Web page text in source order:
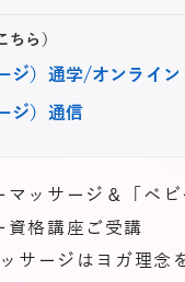
ちら）
ジ）通学/オンライン
ジ）通信
マッサージ＆「ベ
資格講座ご受講
サージはヨガ理念